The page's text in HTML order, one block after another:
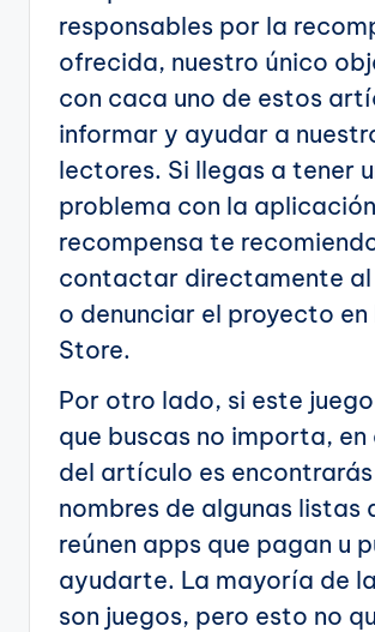
responsables por la
ofrecida, nuestro único
con caca uno de estos
informar y ayudar a
lectores. Si llegas a tener
problema con la
recompensa te
contactar directamente
o denunciar el proyecto en
Store.
Por otro lado, si este
que buscas no importa, en
del artículo es
nombres de algunas listas
reúnen apps que pagan u
ayudarte. La mayoría de
son juegos, pero esto no